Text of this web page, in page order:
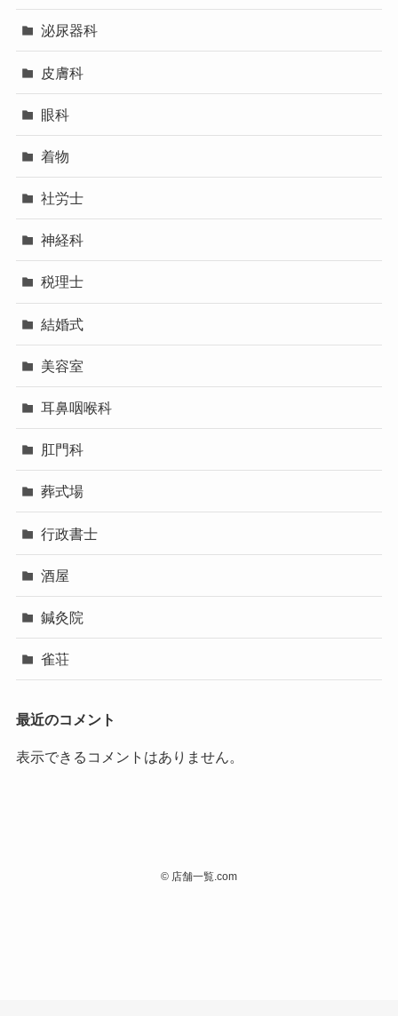
泌尿器科
皮膚科
眼科
着物
社労士
神経科
税理士
結婚式
美容室
耳鼻咽喉科
肛門科
葬式場
行政書士
酒屋
鍼灸院
雀荘
最近のコメント
表示できるコメントはありません。
© 店舗一覧.com